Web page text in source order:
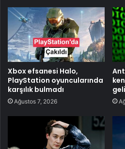
Xbox efsanesi Halo,
PlayStation oyuncularında
karşılık bulmadı
Ağustos 7, 2026